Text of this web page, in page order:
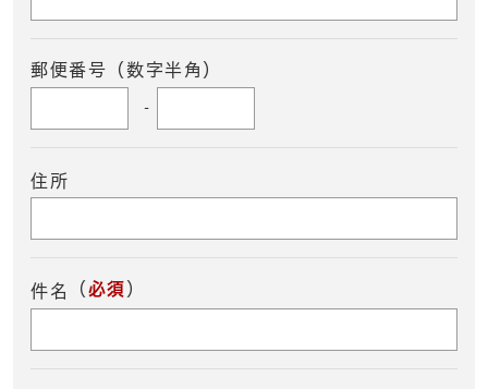
郵便番号（数字半角）
-
住所
件名 （ 必須 ）